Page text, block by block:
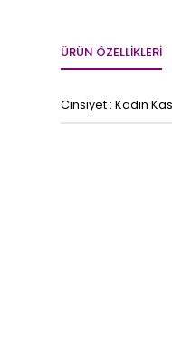
ÜRÜN ÖZELLIKLERI
Cinsiyet : Kadın